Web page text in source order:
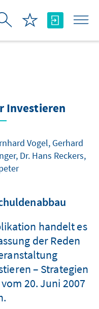
Investieren
Vogel, Gerhard
Dr. Hans Reckers,
handelt es
der Reden
– Strategien
20. Juni 2007